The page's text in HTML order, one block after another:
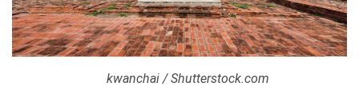
kwanchai / Shutterstock.com